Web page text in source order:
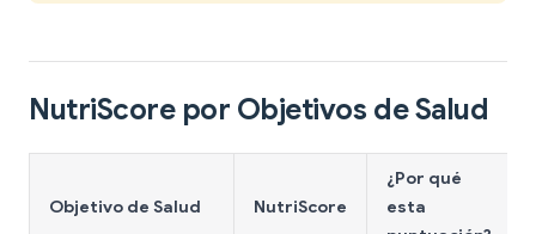
NutriScore por Objetivos de Salud
Objetivo de Salud NutriScore
¿Por qué
esta